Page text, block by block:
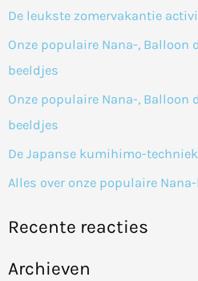
k
n
a
De leukste zomervakantie
Onze populaire Nana-, Balloon
beeldjes
Onze populaire Nana-, Balloon
beeldjes
De Japanse kumihimo-techniek
Alles over onze populaire
Recente reacties
Archieven